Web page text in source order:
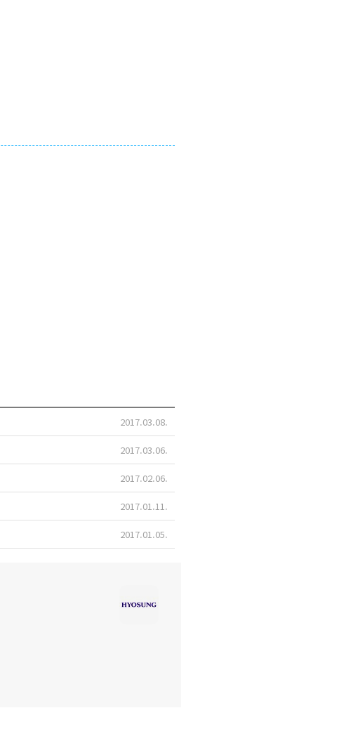
2017.03.08
2017.03.06
2017.02.06
2017.01.11
2017.01.05